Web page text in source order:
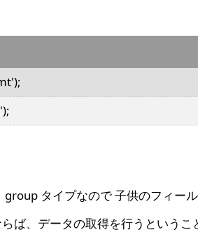
タイプなので 子供のフィー
ば、データの取得を行うというこ